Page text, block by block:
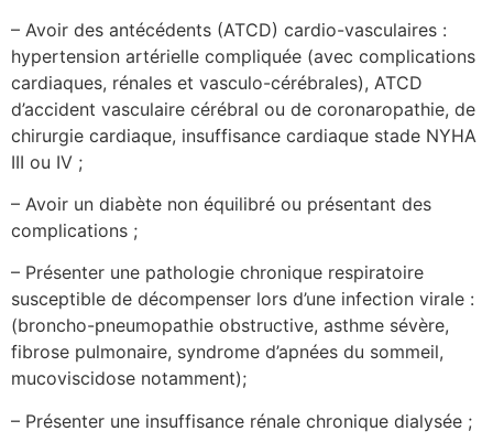
– Avoir des antécédents (ATCD) cardio-vasculaires :
hypertension artérielle compliquée (avec complications
cardiaques, rénales et vasculo-cérébrales), ATCD
d’accident vasculaire cérébral ou de coronaropathie, de
chirurgie cardiaque, insuffisance cardiaque stade NYHA
III ou IV ;
– Avoir un diabète non équilibré ou présentant des
complications ;
– Présenter une pathologie chronique respiratoire
susceptible de décompenser lors d’une infection virale :
(broncho-pneumopathie obstructive, asthme sévère,
fibrose pulmonaire, syndrome d’apnées du sommeil,
mucoviscidose notamment);
– Présenter une insuffisance rénale chronique dialysée ;